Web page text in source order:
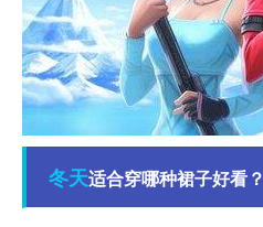
冬天适合穿哪种裙子好看？